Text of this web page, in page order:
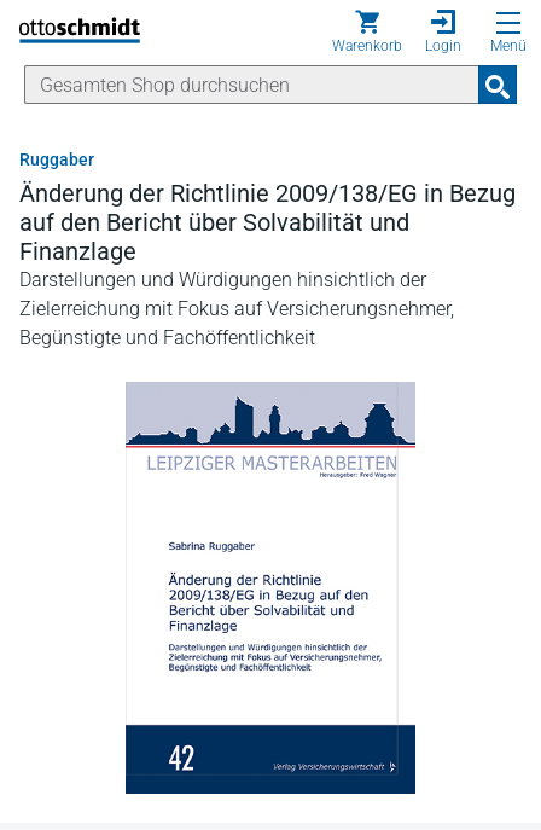
Direkt zum Inhalt
Warenkorb Login Menü
Ruggaber
Änderung der Richtlinie 2009/138/EG in Bezug
auf den Bericht über Solvabilität und
Finanzlage
Darstellungen und Würdigungen hinsichtlich der
Zielerreichung mit Fokus auf Versicherungsnehmer,
Begünstigte und Fachöffentlichkeit